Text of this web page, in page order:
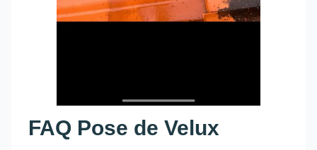
FAQ Pose de Velux